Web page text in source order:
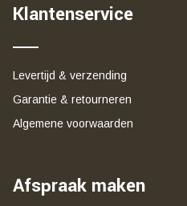
Klantenservice
Levertijd & verzending
Garantie & retourneren
Algemene voorwaarden
Afspraak maken